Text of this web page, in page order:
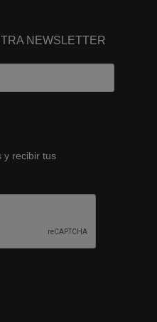
NEWSLETTER
y recibir tus